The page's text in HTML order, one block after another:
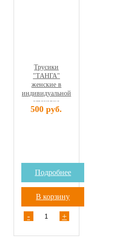
Трусики
"ТАНГА"
женские в
индивидуальной
упаковке
ЧЕРНЫЕ,
500 руб.
Подробнее
В корзину
- +